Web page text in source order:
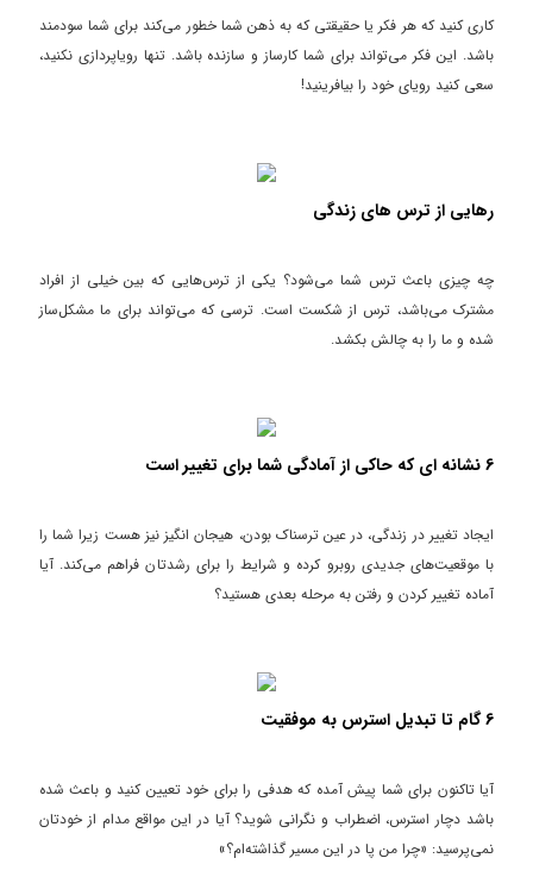
کاری کنید که هر فکر یا حقیقتی که به ذهن شما خطور می‌کند برای شما سودمند
باشد. این فکر می‌تواند برای شما کارساز و سازنده باشد. تنها رویاپردازی نکنید،
سعی کنید رویای خود را بیافرینید!
رهایی از ترس های زندگی
چه چیزی باعث ترس شما می‌شود؟ یکی از ترس‌هایی که بین خیلی از افراد
مشترک می‌باشد، ترس از شکست است. ترسی که می‌تواند برای ما مشکل‌ساز
شده و ما را به چالش بکشد.
6 نشانه ای که حاکی از آمادگی شما برای تغییر است
ایجاد تغییر در زندگی، در عین ترسناک بودن، هیجان انگیز نیز هست زیرا شما را
با موقعیت‌های جدیدی روبرو کرده و شرایط را برای رشدتان فراهم می‌کند. آیا
آماده تغییر کردن و رفتن به مرحله بعدی هستید؟
6 گام تا تبدیل استرس به موفقیت
آیا تاکنون برای شما پیش آمده که هدفی را برای خود تعیین کنید و باعث شده
باشد دچار استرس، اضطراب و نگرانی شوید؟ آیا در این مواقع مدام از خودتان
نمی‌پرسید: «چرا من پا در این مسیر گذاشته‌ام؟»